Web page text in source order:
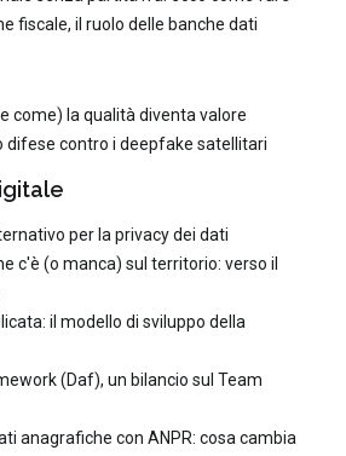
fiscale, il ruolo delle banche dati
come) la qualità diventa valore
difese contro i deepfake satellitari
per la privacy dei dati
c'è (o manca) sul territorio: verso il
il modello di sviluppo della
(Daf), un bilancio sul Team
anagrafiche con ANPR: cosa cambia